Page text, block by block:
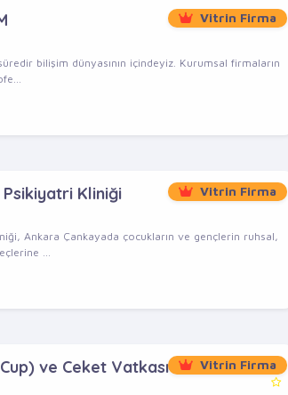
Vitrin Firma
bilişim dünyasının içindeyiz. Kurumsal firmaların
Vitrin Firma
Kliniği
Ankara Çankayada çocukların ve gençlerin ruhsal,
...
Vitrin Firma
ve Ceket Vatkası